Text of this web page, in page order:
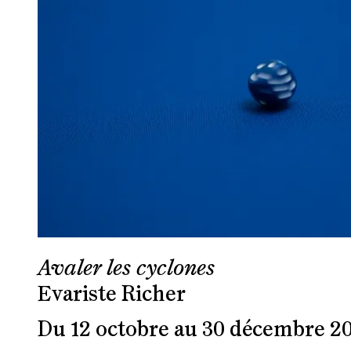
Avaler les cyclones
Evariste Richer
Du 12 octobre au 30 décembre